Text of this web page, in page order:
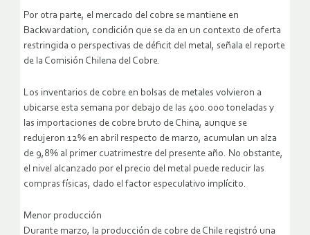
Por otra parte, el mercado del cobre se mantiene en
Backwardation, condición que se da en un contexto de oferta
restringida o perspectivas de déficit del metal, señala el reporte
de la Comisión Chilena del Cobre.
Los inventarios de cobre en bolsas de metales volvieron a
ubicarse esta semana por debajo de las 400.000 toneladas y
las importaciones de cobre bruto de China, aunque se
redujeron 12% en abril respecto de marzo, acumulan un alza
de 9,8% al primer cuatrimestre del presente año. No obstante,
el nivel alcanzado por el precio del metal puede reducir las
compras físicas, dado el factor especulativo implícito.
Menor producción
Durante marzo, la producción de cobre de Chile registró una